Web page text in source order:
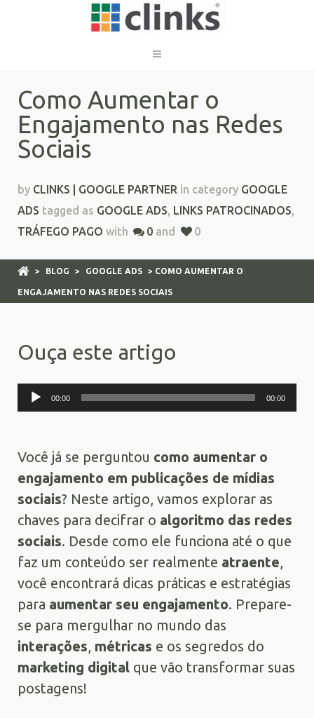
Como Aumentar o
Engajamento nas Redes
Sociais
by CLINKS | GOOGLE PARTNER in category GOOGLE
ADS tagged as GOOGLE ADS, LINKS PATROCINADOS,
TRÁFEGO PAGO with 0 and 0
> BLOG > GOOGLE ADS > COMO AUMENTAR O
ENGAJAMENTO NAS REDES SOCIAIS
Ouça este artigo
Tocador
de
00:00 00:00
Você já se perguntou como aumentar o
engajamento em publicações de mídias
sociais? Neste artigo, vamos explorar as
chaves para decifrar o algoritmo das redes
sociais. Desde como ele funciona até o que
faz um conteúdo ser realmente atraente,
você encontrará dicas práticas e estratégias
para aumentar seu engajamento. Prepare-
se para mergulhar no mundo das
interações, métricas e os segredos do
marketing digital que vão transformar suas
postagens!